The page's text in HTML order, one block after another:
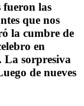
fueron las
que nos
la cumbre de
en
La sorpresiva
de nueves